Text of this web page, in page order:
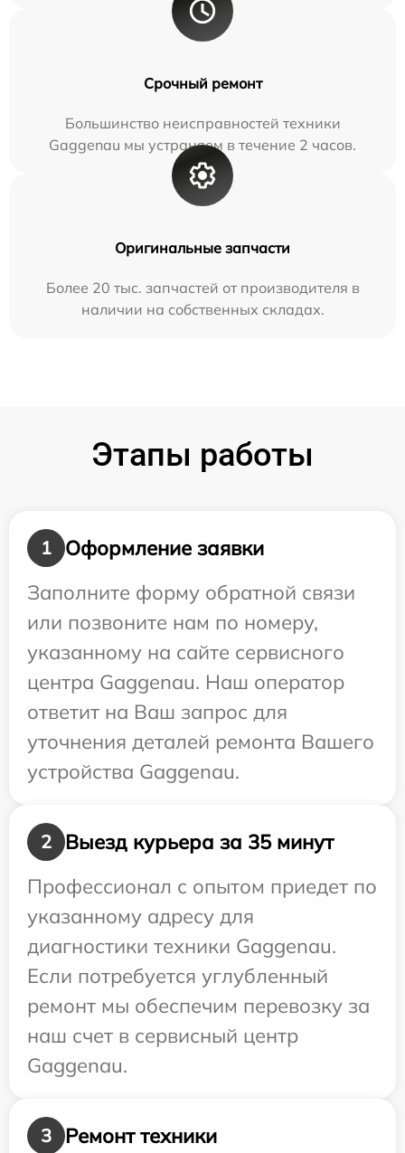
Срочный ремонт
Большинство неисправностей техники
Gaggenau мы устраняем в течение 2 часов.
Оригинальные запчасти
Более 20 тыс. запчастей от производителя в
наличии на собственных складах.
Этапы работы
1
Оформление заявки
Заполните форму обратной связи
или позвоните нам по номеру,
указанному на сайте сервисного
центра Gaggenau. Наш оператор
ответит на Ваш запрос для
уточнения деталей ремонта Вашего
устройства Gaggenau.
2
Выезд курьера за 35 минут
Профессионал с опытом приедет по
указанному адресу для
диагностики техники Gaggenau.
Если потребуется углубленный
ремонт мы обеспечим перевозку за
наш счет в сервисный центр
Gaggenau.
3 Ремонт техники